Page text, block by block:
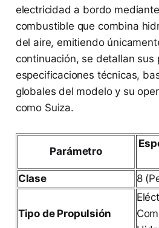
electricidad a bordo
combustible que combina
del aire, emitiendo
continuación, se detallan sus
especificaciones técnicas,
globales del modelo y su
como Suiza.
Parámetro
Clase
8
Tipo de Propulsión